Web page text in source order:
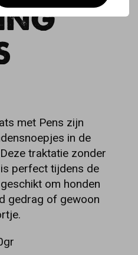
met Pens zijn
in de
traktatie zonder
perfect tijdens de
om honden
gedrag of gewoon